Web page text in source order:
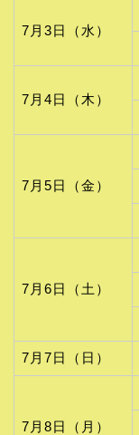
7月3日（水）
7月4日（木）
7月5日（金）
7月6日（土）
7月7日（日）
7月8日（月）